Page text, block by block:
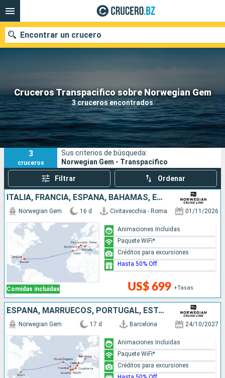
Cruceros Transpacifico sobre Norwegian Gem
3 cruceros encontrados
Encontrar un crucero
Nuestros destinos
Fecha de salida
Puertos Compañías
Buscar
3
cruceros
Sus criterios de búsqueda:
Norwegian Gem - Transpacifico
Filtrar Ordenar
ITALIA, FRANCIA, ESPAÑA, BAHAMAS, ESTADOS UNIDOS
Comidas incluidas
Norwegian Gem 16 d Civitavecchia - Roma 01/11/2026
US$ 699 +Tasas
Animaciones Incluidas
Paquete WiFi*
Créditos para excursiones
Hasta 50% Off
ESPAÑA, MARRUECOS, PORTUGAL, ESTADOS UNIDOS
Norwegian Gem 17 d Barcelona 24/10/2027
Animaciones Incluidas
Paquete WiFi*
Créditos para excursiones